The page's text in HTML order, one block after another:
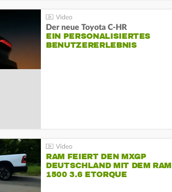
Der neue Toyota C-HR
EIN PERSONALISIERTES
BENUTZERERLEBNIS
RAM FEIERT DEN MXGP
DEUTSCHLAND MIT DEM RAM
1500 3.6 ETORQUE